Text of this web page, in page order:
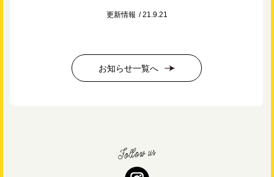
更新情報 21.9.21
お知らせ一覧へ